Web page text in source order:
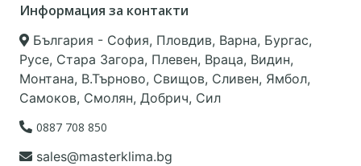
Информация за контакти
България - София, Пловдив, Варна, Бургас,
Русе, Стара Загора, Плевен, Враца, Видин,
Монтана, В.Търново, Свищов, Сливен, Ямбол,
Самоков, Смолян, Добрич, Сил
0887 708 850
sales@masterklima.bg